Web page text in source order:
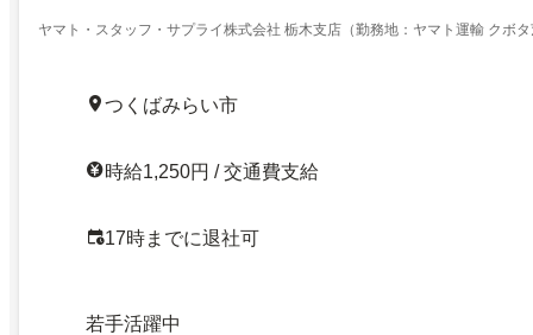
ヤマト・スタッフ・サプライ株式会社 栃木支店（勤務地：ヤマト運輸 クボ
つくばみらい市
時給1,250円 / 交通費支給
17時までに退社可
若手活躍中